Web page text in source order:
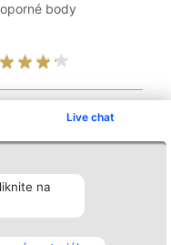
Live chat
na
body
Kontakt